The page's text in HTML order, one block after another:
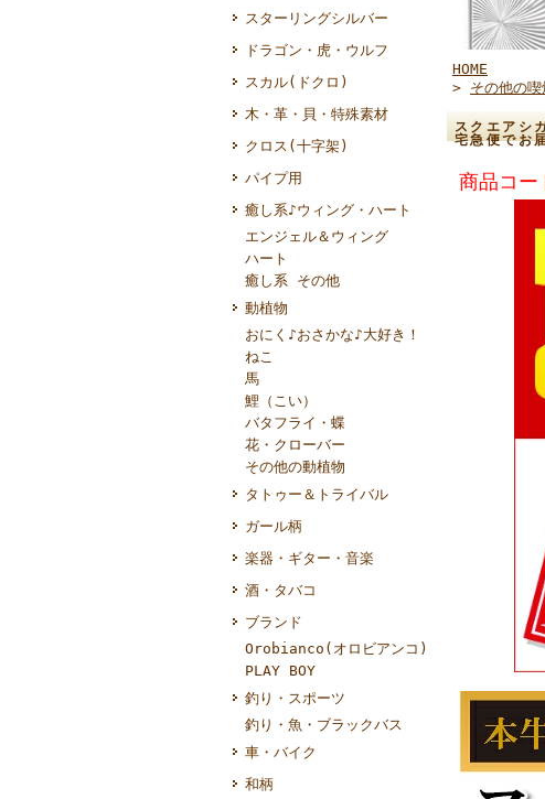
スターリングシルバー
ドラゴン・虎・ウルフ
スカル(ドクロ)
木・革・貝・特殊素材
クロス(十字架)
パイプ用
癒し系♪ウィング・ハート
エンジェル＆ウィング
ハート
癒し系 その他
動植物
おにく♪おさかな♪大好き！
ねこ
馬
鯉（こい）
バタフライ・蝶
花・クローバー
その他の動植物
タトゥー＆トライバル
ガール柄
楽器・ギター・音楽
酒・タバコ
ブランド
Orobianco(オロビアンコ)
PLAY BOY
釣り・スポーツ
釣り・魚・ブラックバス
車・バイク
和柄
HOME
> その他の喫
スクエアシ
宅急便でお
商品コー